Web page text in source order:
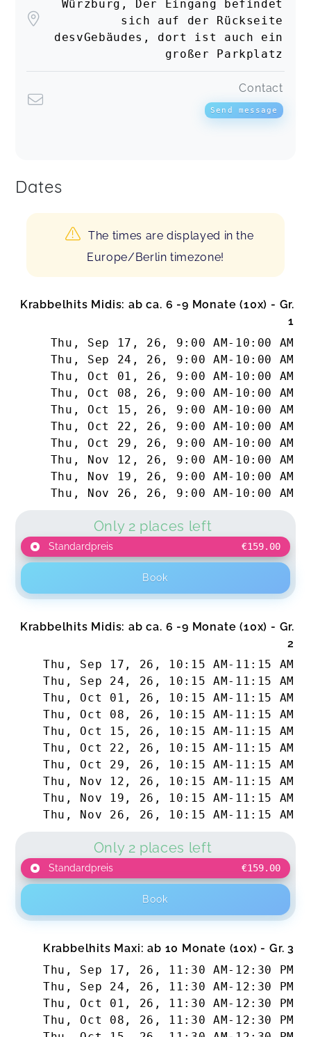
Würzburg, Der Eingang befindet
sich auf der Rückseite
desvGebäudes, dort ist auch ein
großer Parkplatz
Contact
Send message
Dates
The times are displayed in the
Europe/Berlin timezone!
Krabbelhits Midis: ab ca. 6 -9 Monate (10x) - Gr.
1
Thu, Sep 17, 26 , 9:00 AM- 10:00 AM
Thu, Sep 24, 26 , 9:00 AM- 10:00 AM
Thu, Oct 01, 26 , 9:00 AM- 10:00 AM
Thu, Oct 08, 26 , 9:00 AM- 10:00 AM
Thu, Oct 15, 26 , 9:00 AM- 10:00 AM
Thu, Oct 22, 26 , 9:00 AM- 10:00 AM
Thu, Oct 29, 26 , 9:00 AM- 10:00 AM
Thu, Nov 12, 26 , 9:00 AM- 10:00 AM
Thu, Nov 19, 26 , 9:00 AM- 10:00 AM
Thu, Nov 26, 26 , 9:00 AM- 10:00 AM
Only 2 places left
Standardpreis €159.00
Book
Krabbelhits Midis: ab ca. 6 -9 Monate (10x) - Gr.
2
Thu, Sep 17, 26 , 10:15 AM - 11:15 AM
Thu, Sep 24, 26 , 10:15 AM - 11:15 AM
Thu, Oct 01, 26 , 10:15 AM - 11:15 AM
Thu, Oct 08, 26 , 10:15 AM - 11:15 AM
Thu, Oct 15, 26 , 10:15 AM - 11:15 AM
Thu, Oct 22, 26 , 10:15 AM - 11:15 AM
Thu, Oct 29, 26 , 10:15 AM - 11:15 AM
Thu, Nov 12, 26 , 10:15 AM - 11:15 AM
Thu, Nov 19, 26 , 10:15 AM - 11:15 AM
Thu, Nov 26, 26 , 10:15 AM - 11:15 AM
Only 2 places left
Standardpreis €159.00
Book
Krabbelhits Maxi: ab 10 Monate (10x) - Gr. 3
Thu, Sep 17, 26 , 11:30 AM- 12:30 PM
Thu, Sep 24, 26 , 11:30 AM- 12:30 PM
Thu, Oct 01, 26 , 11:30 AM- 12:30 PM
Thu, Oct 08, 26 , 11:30 AM- 12:30 PM